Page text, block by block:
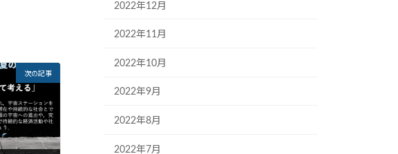
次の記事
2022年12月
2022年11月
2022年10月
2022年9月
2022年8月
2022年7月